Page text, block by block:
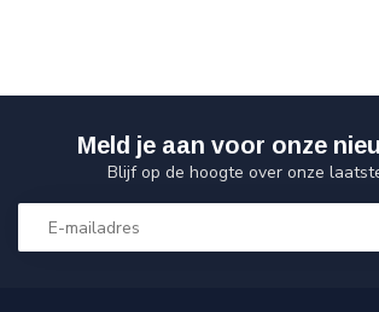
Meld je aan voor onze
Blijf op de hoogte over onze